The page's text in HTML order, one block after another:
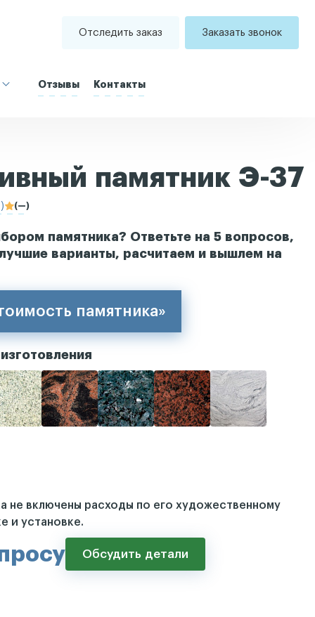
Отследить заказ Заказать звонок
Отзывы Контакты
памятник Э-37
(—)
памятника? Ответьте на 5 вопросов,
варианты, расчитаем и вышлем на
памятника»
не включены расходы по его художественному
и установке.
Обсудить детали